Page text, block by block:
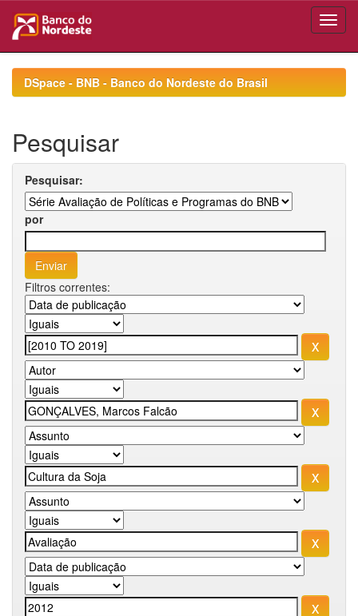
navigationDSpace - BNB - Banco do Nordeste do Brasil
Pesquisar
Pesquisar:
por
Filtros correntes: